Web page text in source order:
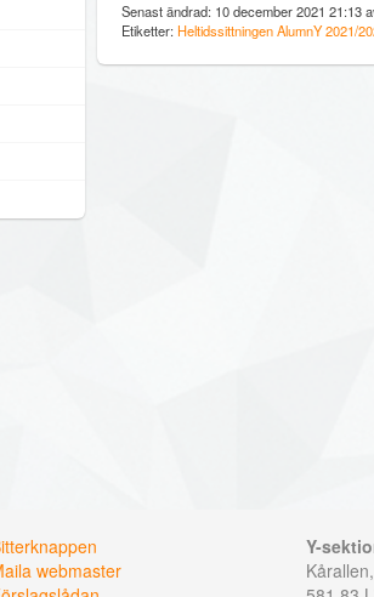
Senast ändrad: 10 december 2021 21:13
Etiketter: Heltidssittningen AlumnY 2021/
webmaster
Y-